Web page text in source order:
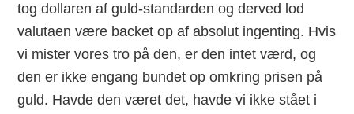
tog dollaren af guld-standarden og derved lod
valutaen være backet op af absolut ingenting. Hvis
vi mister vores tro på den, er den intet værd, og
den er ikke engang bundet op omkring prisen på
guld. Havde den været det, havde vi ikke stået i